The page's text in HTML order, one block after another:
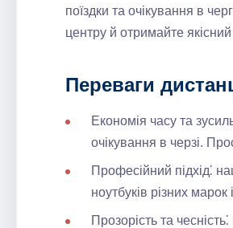
поїздки та очікування в
центру й отримайте
Переваги
Економія часу та
очікування в черзі.
Професійний підхід⁚
ноутбуків різних
Прозорість та